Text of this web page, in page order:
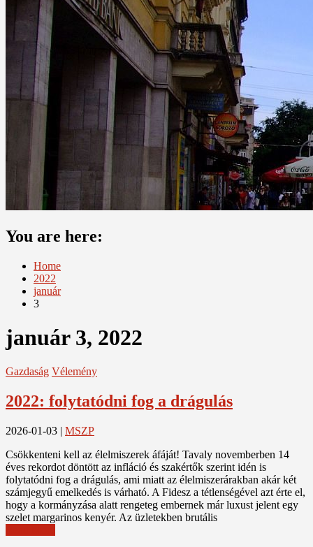
You are here:
Home
2022
január
3
január 3, 2022
Gazdaság Vélemény
2022: folytatódni fog a drágulás
2026-01-03 | MSZP
Csökkenteni kell az élelmiszerek áfáját! Tavaly novemberben 14
éves rekordot döntött az infláció és szakértők szerint idén is
folytatódni fog a drágulás, ami miatt az élelmiszerárakban akár két
számjegyű emelkedés is várható. A Fidesz a tétlenségével azt érte el,
hogy a kormányzása alatt rengeteg embernek már luxust jelent egy
szelet margarinos kenyér. Az üzletekben brutális